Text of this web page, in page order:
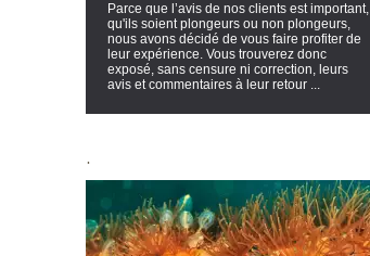
Parce que l’avis de nos clients est important,
qu'ils soient plongeurs ou non plongeurs,
nous avons décidé de vous faire profiter de
leur expérience. Vous trouverez donc
exposé, sans censure ni correction, leurs
avis et commentaires à leur retour ...
.